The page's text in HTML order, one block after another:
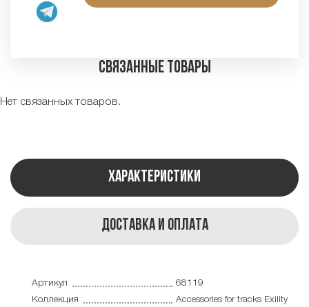
Связанные товары
Нет связанных товаров.
Характеристики
Доставка и оплата
Артикул
68119
Коллекция
Accessories for tracks Exility